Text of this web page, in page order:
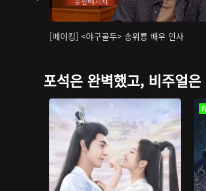
[메이킹] <야구골두> 송위룡 배우 인사
포석은 완벽했고, 비주얼